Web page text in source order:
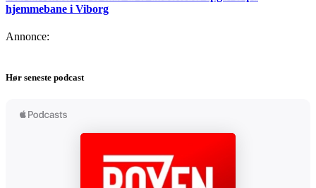
hjemmebane i Viborg
Annonce:
Hør seneste podcast